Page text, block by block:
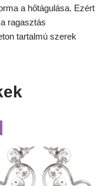
a hőtágulása. Ezért
ragasztás
tartalmú szerek